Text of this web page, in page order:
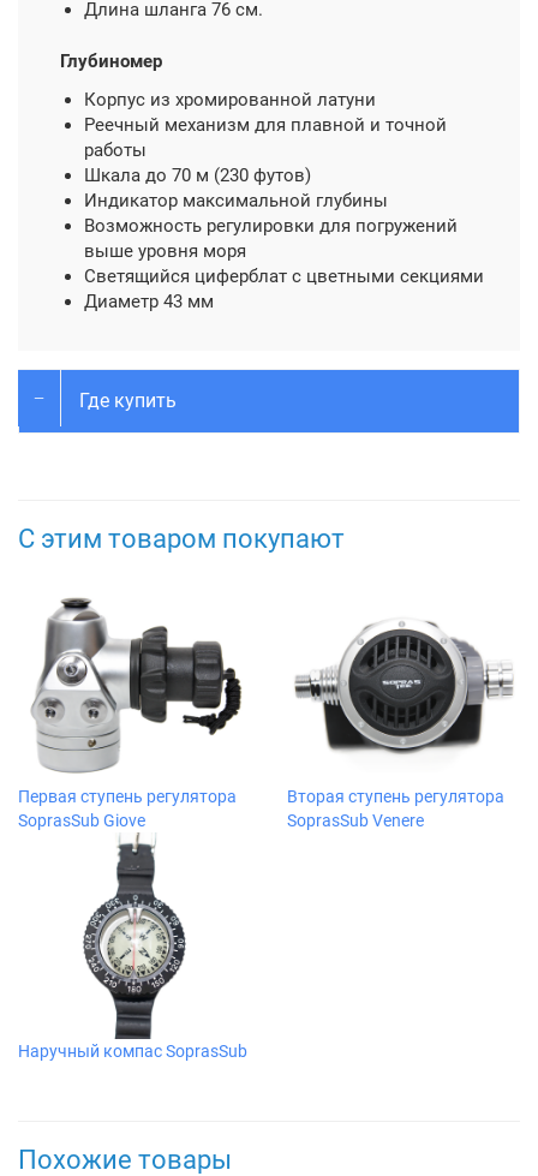
Длина шланга 76 см.
Глубиномер
Корпус из хромированной латуни
Реечный механизм для плавной и точной
работы
Шкала до 70 м (230 футов)
Индикатор максимальной глубины
Возможность регулировки для погружений
выше уровня моря
Светящийся циферблат с цветными секциями
Диаметр 43 мм
Где купить
С этим товаром покупают
Первая ступень регулятора
SoprasSub Giove
Вторая ступень регулятора
SoprasSub Venere
Наручный компас SoprasSub
Похожие товары